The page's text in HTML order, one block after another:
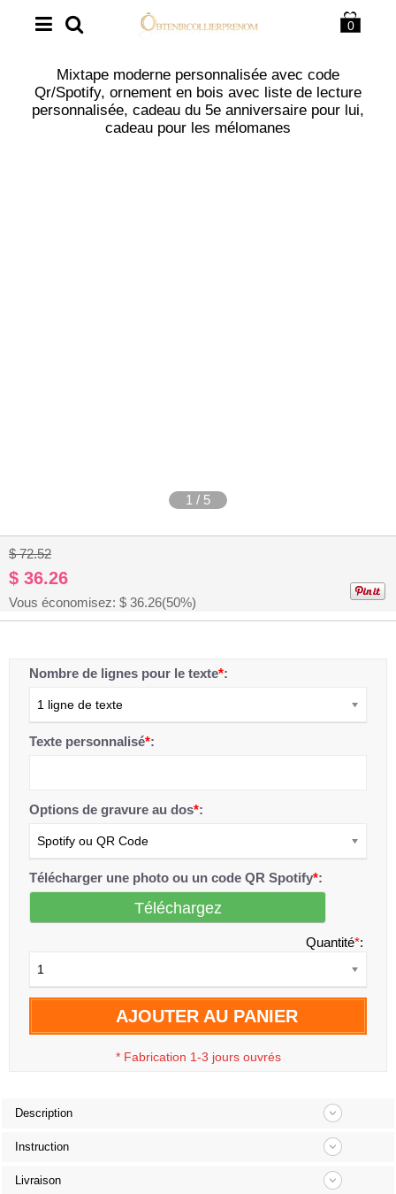
0
Mixtape moderne personnalisée avec code
Qr/Spotify, ornement en bois avec liste de lecture
personnalisée, cadeau du 5e anniversaire pour lui,
cadeau pour les mélomanes
1 / 5
$ 72.52
$ 36.26
Vous économisez: $ 36.26(50%)
Nombre de lignes pour le texte*:
1 ligne de texte
Texte personnalisé*:
Options de gravure au dos*:
Spotify ou QR Code
Télécharger une photo ou un code QR Spotify*:
Téléchargez
Quantité*:
1
AJOUTER AU PANIER
* Fabrication 1-3 jours ouvrés
Description
Instruction
Livraison